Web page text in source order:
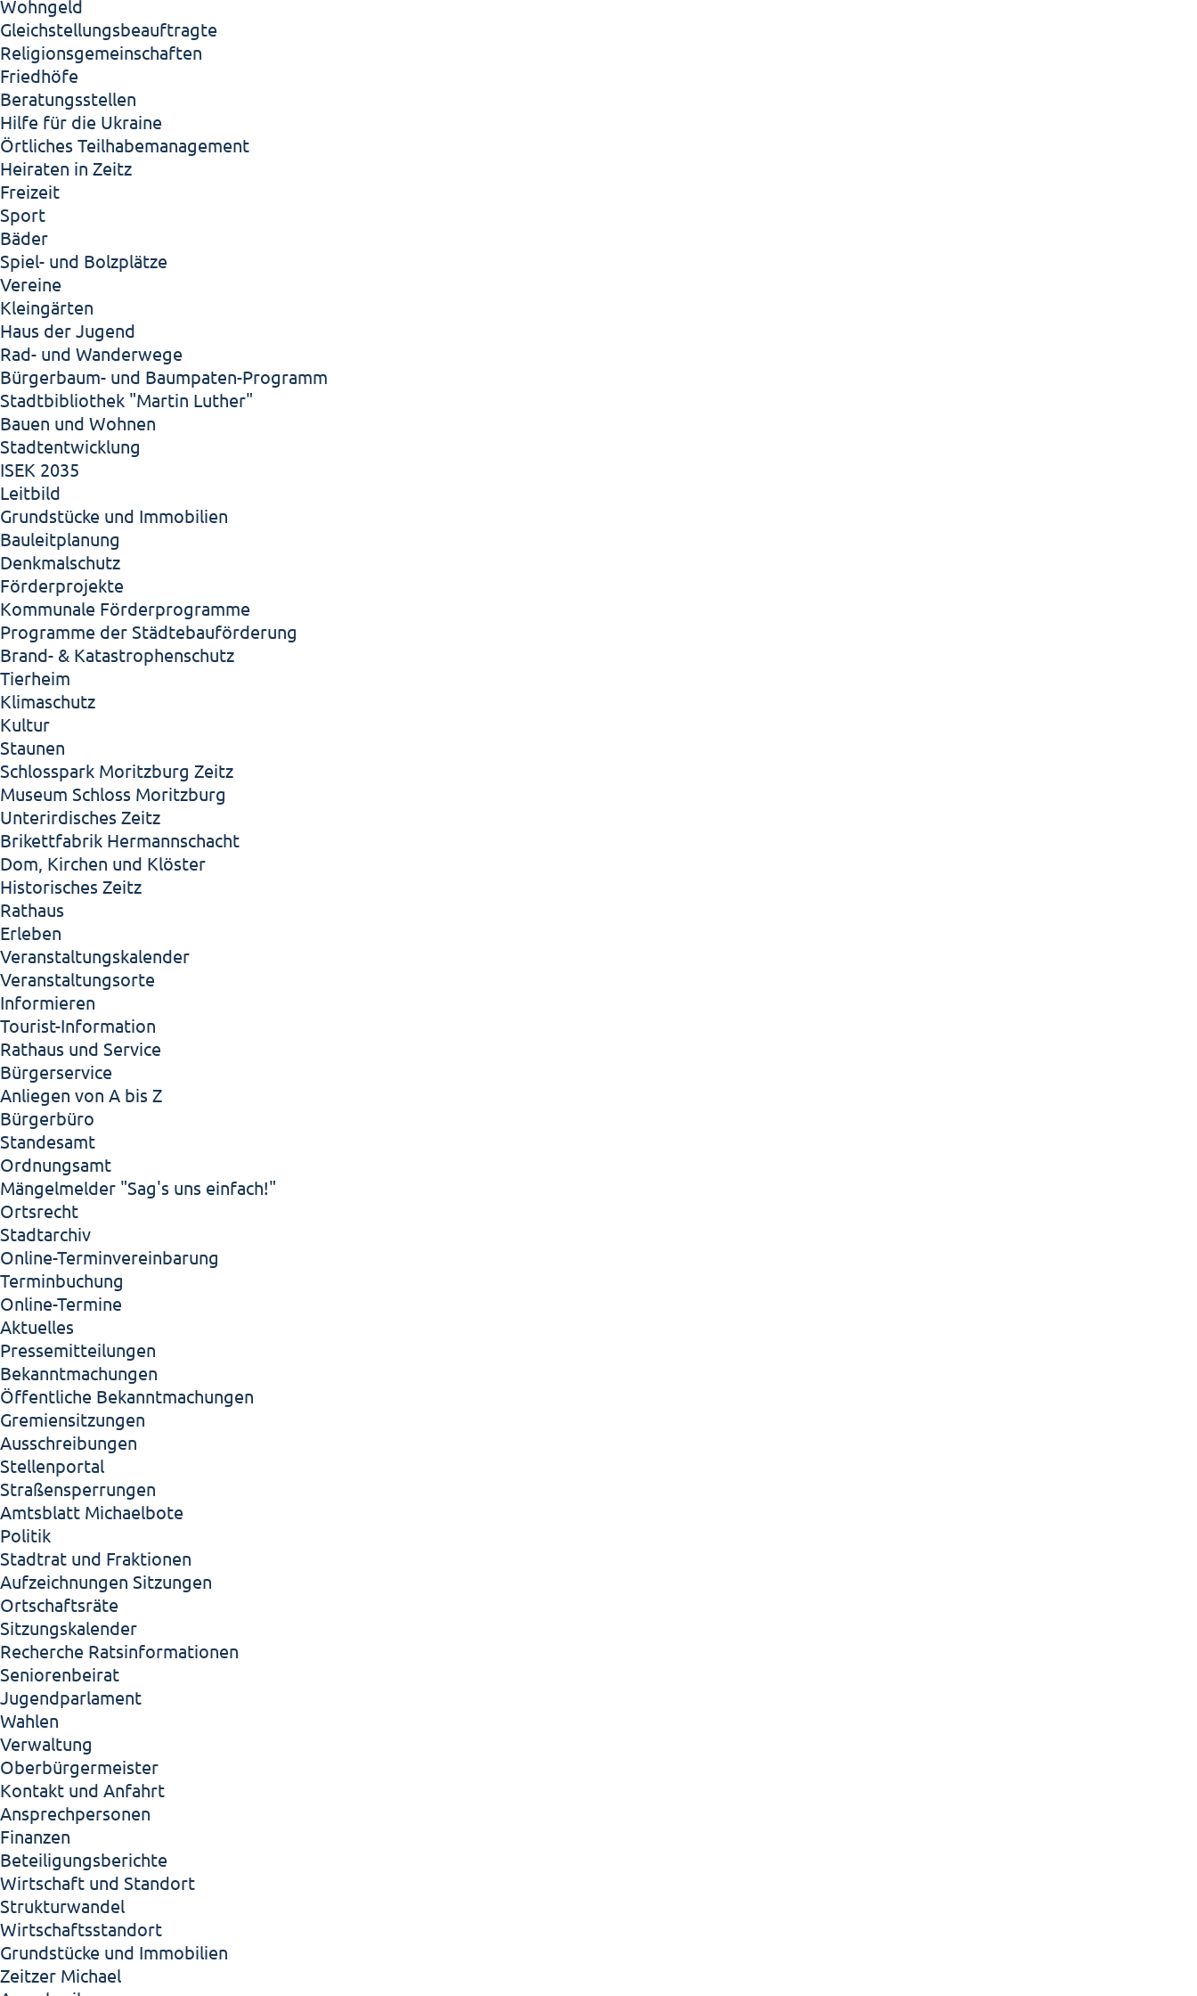
Wohngeld
Gleichstellungsbeauftragte
Religionsgemeinschaften
Friedhöfe
Beratungsstellen
Hilfe für die Ukraine
Örtliches Teilhabemanagement
Heiraten in Zeitz
Freizeit
Sport
Bäder
Spiel- und Bolzplätze
Vereine
Kleingärten
Haus der Jugend
Rad- und Wanderwege
Bürgerbaum- und Baumpaten-Programm
Stadtbibliothek "Martin Luther"
Bauen und Wohnen
Stadtentwicklung
ISEK 2035
Leitbild
Grundstücke und Immobilien
Bauleitplanung
Denkmalschutz
Förderprojekte
Kommunale Förderprogramme
Programme der Städtebauförderung
Brand- & Katastrophenschutz
Tierheim
Klimaschutz
Kultur
Staunen
Schlosspark Moritzburg Zeitz
Museum Schloss Moritzburg
Unterirdisches Zeitz
Brikettfabrik Hermannschacht
Dom, Kirchen und Klöster
Historisches Zeitz
Rathaus
Erleben
Veranstaltungskalender
Veranstaltungsorte
Informieren
Tourist-Information
Rathaus und Service
Bürgerservice
Anliegen von A bis Z
Bürgerbüro
Standesamt
Ordnungsamt
Mängelmelder "Sag's uns einfach!"
Ortsrecht
Stadtarchiv
Online-Terminvereinbarung
Terminbuchung
Online-Termine
Aktuelles
Pressemitteilungen
Bekanntmachungen
Öffentliche Bekanntmachungen
Gremiensitzungen
Ausschreibungen
Stellenportal
Straßensperrungen
Amtsblatt Michaelbote
Politik
Stadtrat und Fraktionen
Aufzeichnungen Sitzungen
Ortschaftsräte
Sitzungskalender
Recherche Ratsinformationen
Seniorenbeirat
Jugendparlament
Wahlen
Verwaltung
Oberbürgermeister
Kontakt und Anfahrt
Ansprechpersonen
Finanzen
Beteiligungsberichte
Wirtschaft und Standort
Strukturwandel
Wirtschaftsstandort
Grundstücke und Immobilien
Zeitzer Michael